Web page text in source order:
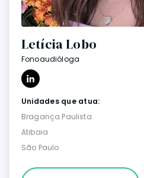
Letícia Lobo
Fonoaudióloga
Unidades que atua:
Bragança Paulista
Atibaia
São Paulo